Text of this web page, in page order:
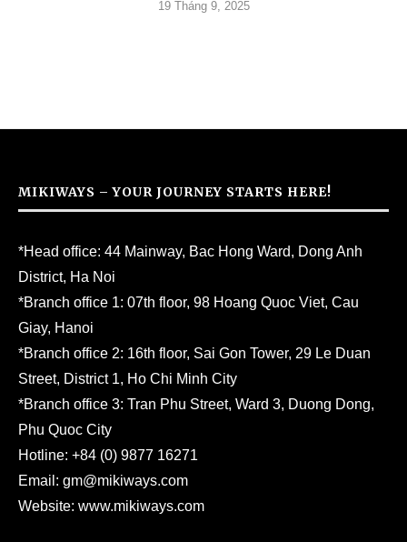
19 Tháng 9, 2025
MIKIWAYS – YOUR JOURNEY STARTS HERE!
*Head office: 44 Mainway, Bac Hong Ward, Dong Anh
District, Ha Noi
*Branch office 1: 07th floor, 98 Hoang Quoc Viet, Cau
Giay, Hanoi
*Branch office 2: 16th floor, Sai Gon Tower, 29 Le Duan
Street, District 1, Ho Chi Minh City
*Branch office 3: Tran Phu Street, Ward 3, Duong Dong,
Phu Quoc City
Hotline: +84 (0) 9877 16271
Email: gm@mikiways.com
Website: www.mikiways.com